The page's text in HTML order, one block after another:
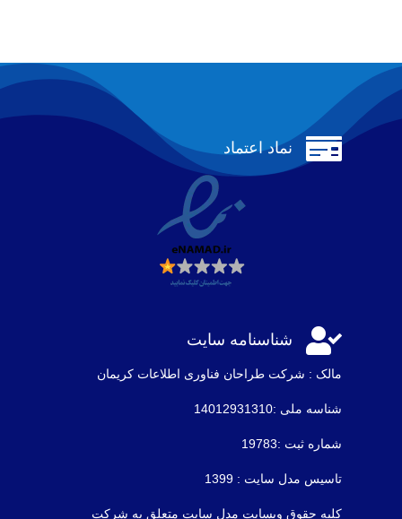
 نماد اعتماد
 شناسنامه سایت
مالک : شرکت طراحان فناوری اطلاعات كريمان
شناسه ملی :14012931310
شماره ثبت :19783
تاسیس مدل سایت : 1399
کلیه حقوق وبسایت مدل سایت متعلق به شرکت